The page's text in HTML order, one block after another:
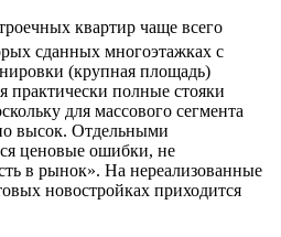
квартир чаще всего
сданных многоэтажках с
(крупная площадь)
практически полные стояки
для массового сегмента
высок. Отдельными
ценовые ошибки, не
в рынок». На нереализованные
новостройках приходится